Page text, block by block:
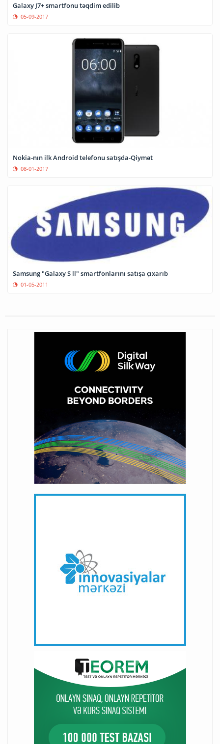
Galaxy J7+ smartfonu təqdim edilib
05-09-2017
Nokia-nın ilk Android telefonu satışda-Qiymət
08-01-2017
Samsung "Galaxy S ll" smartfonlarını satışa çıxarıb
01-05-2011